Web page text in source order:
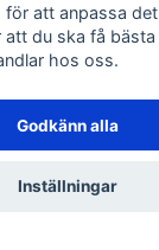
TIGFELDS FORDON
att anpassa
du ska få bästa
hos oss.
Godkänn alla
Inställningar